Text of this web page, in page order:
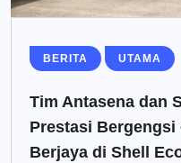
BERITA UTAMA
Tim Antasena dan
Prestasi
Berjaya di Shell